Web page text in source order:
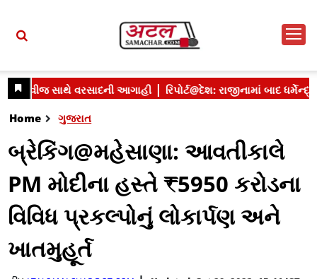
Home ગુજરાત
બ્રેકિંગ@મહેસાણા: આવતીકાલે
PM મોદીના હસ્તે ₹5950 કરોડના
વિવિધ પ્રકલ્પોનું લોકાર્પણ અને
ખાતમુહૂર્ત